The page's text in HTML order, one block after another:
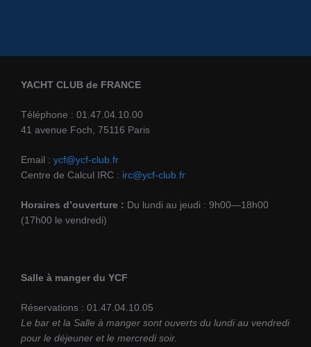
YACHT CLUB de FRANCE
Téléphone : 01.47.04.10.00
41 avenue Foch, 75116 Paris
Email : ycf@ycf-club.fr
Centre de Calcul IRC : irc@ycf-club.fr
Horaires d’ouverture : Du lundi au jeudi : 9h00—18h00
(17h00 le vendredi)
Salle à manger du YCF
Réservations : 01.47.04.10.05
Le bar et la Salle à manger sont ouverts du lundi au vendredi
pour le déjeuner et le mercredi soir.